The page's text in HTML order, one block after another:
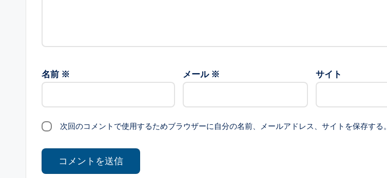
名前 ※ メール ※ サイト
次回のコメントで使用するためブラウザーに自分の名前、メールアドレス、サイトを保存する。